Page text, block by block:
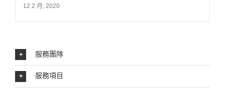
12 2 月, 2020
服務團隊
服務項目